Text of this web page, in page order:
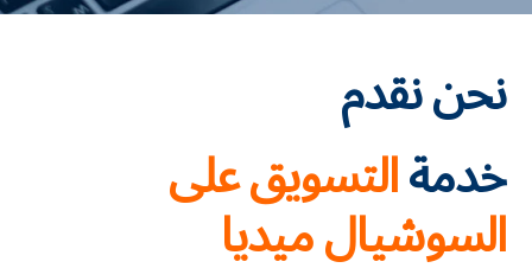
نحن نقدم
خدمةالتسويق على
السوشيال ميديا